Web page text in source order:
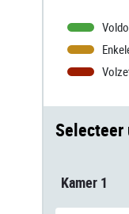
Selecteer
Kamer 1